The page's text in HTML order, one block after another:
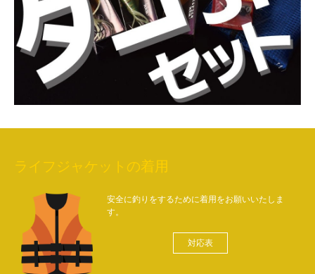
ライフジャケットの着用
安全に釣りをするために着用をお願いいたしま
す。
対応表